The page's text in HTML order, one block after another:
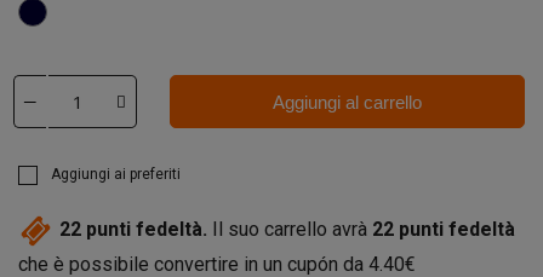
Onice
Aggiungi al carrello
Aggiungi ai preferiti
22 punti fedeltà. Il suo carrello avrà 22 punti fedeltà
che è possibile convertire in un cupón da 4.40€